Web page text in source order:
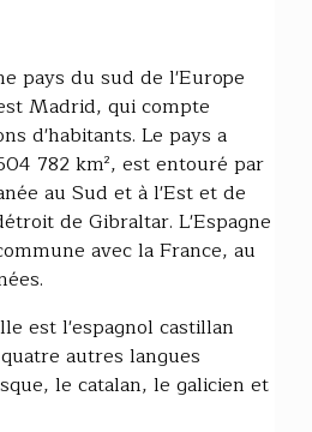
pays du sud de l'Europe
Madrid, qui compte
d'habitants. Le pays a
782 km², est entouré par
au Sud et à l'Est et de
de Gibraltar. L'Espagne
avec la France, au
est l'espagnol castillan
autres langues
le catalan, le galicien et